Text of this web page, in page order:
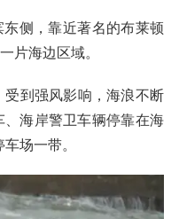
侧，靠近著名的布莱顿
片海边区域。
到强风影响，海浪不断
海岸警卫车辆停靠在海
场一带。